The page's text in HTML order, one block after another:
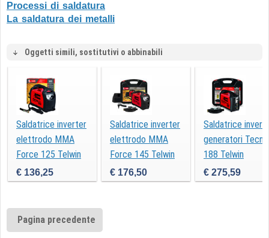
Processi di saldatura
La saldatura dei metalli
Oggetti simili, sostitutivi o abbinabili
Saldatrice inverter
elettrodo MMA
Force 125 Telwin
€ 136,25
Saldatrice inverter
elettrodo MMA
Force 145 Telwin
€ 176,50
Saldatrice
generatori
188 Telwin
€ 275,59
Pagina precedente